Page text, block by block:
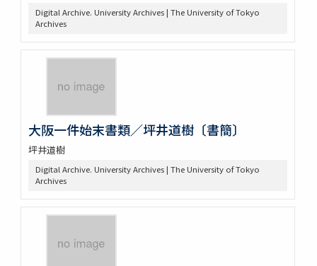
Digital Archive. University Archives | The University of Tokyo
Archives
大阪一件始末書類／坪井道樹〔書簡〕
坪井道樹
Digital Archive. University Archives | The University of Tokyo
Archives